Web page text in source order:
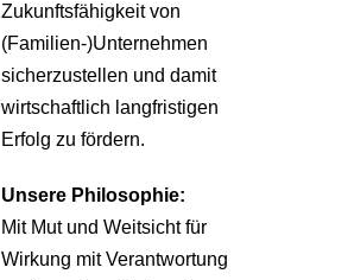
Zukunftsfähigkeit von
(Familien-)Unternehmen
sicherzustellen und damit
wirtschaftlich langfristigen
Erfolg zu fördern.
Unsere Philosophie:
Mit Mut und Weitsicht für
Wirkung mit Verantwortung